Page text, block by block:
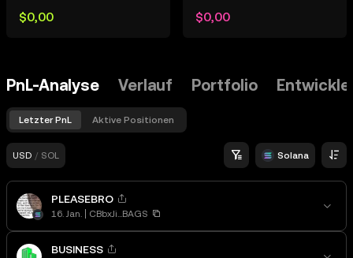
$0,00 $0,00
PnL-Analyse Verlauf Portfolio
Letzter PnL Aktive Positionen
USD / SOL Solana
PLEASEBRO
16. Jan. CBbxJi...BAGS
BUSINESS